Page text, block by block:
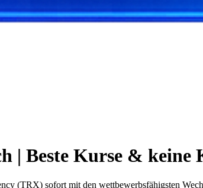
| Beste Kurse &
(TRX) sofort mit den wettbewerbsfähigsten